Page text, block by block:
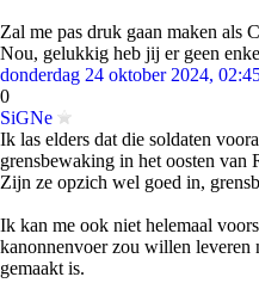
Zal me pas druk gaan maken als
Nou, gelukkig heb jij er geen
donderdag 24 oktober 2024,
0
SiGNe
Ik las elders dat die soldaten
grensbewaking in het oosten van
Zijn ze opzich wel goed in,
Ik kan me ook niet helemaal
kanonnenvoer zou willen leveren
gemaakt is.